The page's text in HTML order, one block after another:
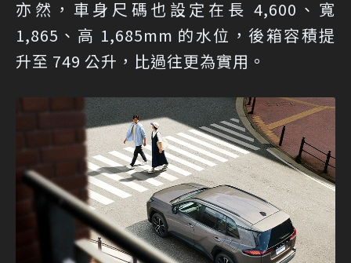
亦然，車身尺碼也設定在長 4,600、寬
1,865、高 1,685mm 的水位，後箱容積提
升至 749 公升，比過往更為實用。